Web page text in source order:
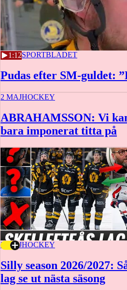
1:12
2 MAJSPORTBLADET
Pudas efter SM-guldet:
2 MAJHOCKEY
ABRAHAMSSON: Vi
bara imponerat titta på
2 MAJHOCKEY
Silly season 2026/2027:
lag se ut nästa säsong